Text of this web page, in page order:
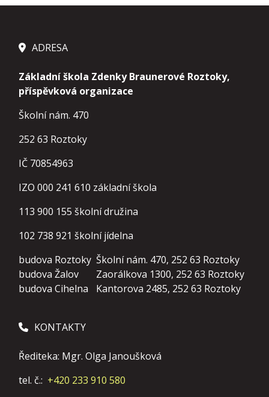
ADRESA
Základní škola Zdenky Braunerové Roztoky,
příspěvková organizace
Školní nám. 470
252 63 Roztoky
IČ 70854963
IZO 000 241 610 základní škola
113 900 155 školní družina
102 738 921 školní jídelna
budova Roztoky Školní nám. 470, 252 63 Roztoky
budova Žalov
Zaorálkova 1300, 252 63 Roztoky
budova Cihelna
Kantorova 2485, 252 63 Roztoky
KONTAKTY
Řediteka: Mgr. Olga Janoušková
tel. č.: +420 233 910 580